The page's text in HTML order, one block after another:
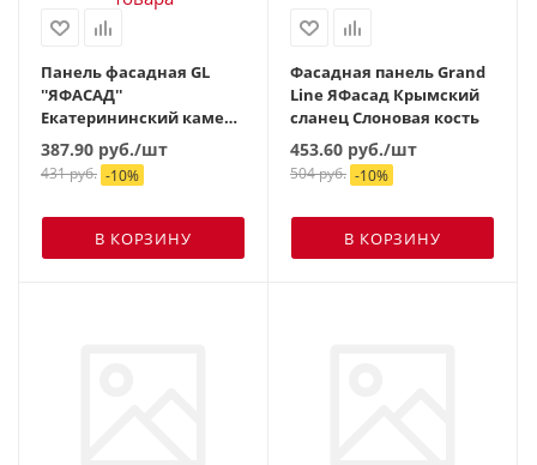
Панель фасадная GL
''ЯФАСАД''
Екатерининский камень
жемчуг
387.90 руб./шт
431руб. -10%
В КОРЗИНУ
Фасадная панель Grand
Line ЯФасад Крымский
сланец Слоновая кость
453.60 руб./шт
504руб. -10%
В КОРЗИНУ